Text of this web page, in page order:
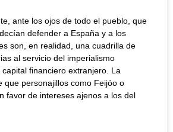
ante los ojos de todo el pueblo, que
defender a España y a los
son, en realidad, una cuadrilla de
al servicio del imperialismo
financiero extranjero. La
que personajillos como Feijóo o
favor de intereses ajenos a los del